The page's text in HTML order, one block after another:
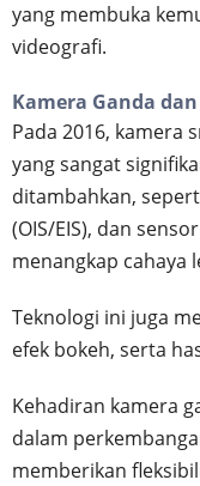
yang membuka
videografi.
Kamera Ganda
Pada 2016, kamera
yang sangat
ditambahkan,
(OIS/EIS), dan
menangkap cahaya
Teknologi ini juga
efek bokeh, serta
Kehadiran kamera
dalam
memberikan